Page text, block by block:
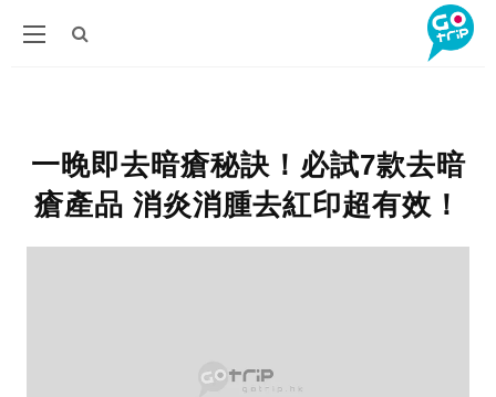
一晚即去暗瘡秘訣！必試7款去暗
瘡產品 消炎消腫去紅印超有效！